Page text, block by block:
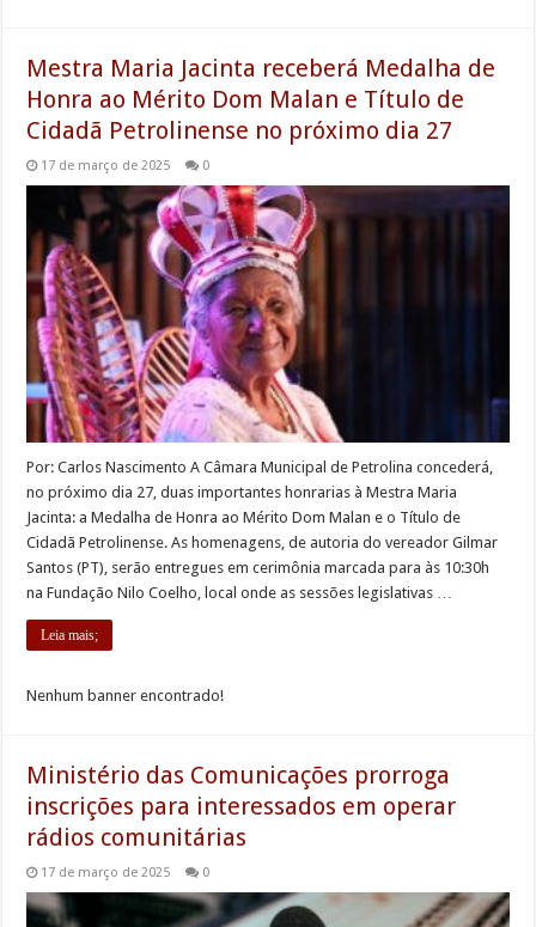
Mestra Maria Jacinta receberá Medalha de
Honra ao Mérito Dom Malan e Título de
Cidadã Petrolinense no próximo dia 27
17 de março de 2025 0
Por: Carlos Nascimento A Câmara Municipal de Petrolina concederá,
no próximo dia 27, duas importantes honrarias à Mestra Maria
Jacinta: a Medalha de Honra ao Mérito Dom Malan e o Título de
Cidadã Petrolinense. As homenagens, de autoria do vereador Gilmar
Santos (PT), serão entregues em cerimônia marcada para às 10:30h
na Fundação Nilo Coelho, local onde as sessões legislativas …
Leia mais;
Nenhum banner encontrado!
Ministério das Comunicações prorroga
inscrições para interessados em operar
rádios comunitárias
17 de março de 2025 0